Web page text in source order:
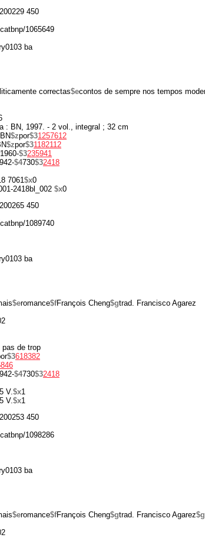
450
1065649
ba
correctas$econtos de sempre nos tempos
: BN, 1997. - 2 vol., integral ; 32 cm
BN$zpor$31257612
$zpor$31182112
1960-$3235941
$4730$32418
7061$x0
2418bl_002 $x0
450
1089740
ba
$eromance$fFrançois Cheng$gtrad. Francisco Agarez
de trop
$3618382
$4730$32418
V.$x1
V.$x1
450
1098286
ba
$eromance$fFrançois Cheng$gtrad. Francisco Agarez$g